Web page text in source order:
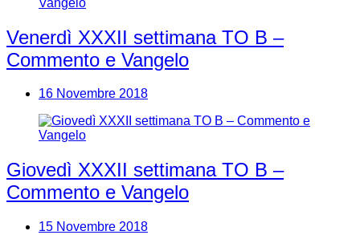
Venerdì XXXII settimana TO B –
Commento e Vangelo
16 Novembre 2018
Giovedì XXXII settimana TO B –
Commento e Vangelo
15 Novembre 2018